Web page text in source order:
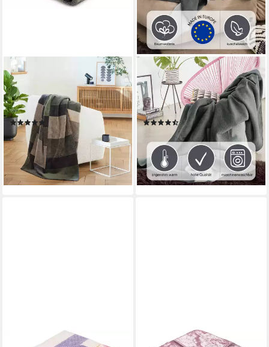
IBENA
Wohndecke Wohndecke
Madeira, mit modernem
Kachelmuster
(1)
ab 37,96 € UVP59,99 €
-37%
lieferbar - in 4-5 Werktagen bei dir
IBENA
Wohndecke Wohndecke
Doubleface Dublin, in
trendigen Farben
(158)
ab 42,75 € UVP 59,99 €
-29%
lieferbar - in 4-5 Werktagen bei dir
+11